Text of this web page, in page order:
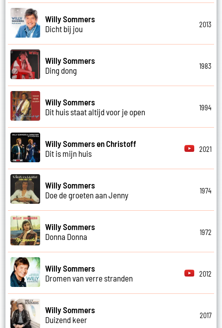
Willy Sommers
Dicht bij jou
2013
Willy Sommers
Ding dong
1983
Willy Sommers
Dit huis staat altijd voor je open
1994
Willy Sommers en Christoff
Dit is mijn huis
2021
Willy Sommers
Doe de groeten aan Jenny
1974
Willy Sommers
Donna Donna
1972
Willy Sommers
Dromen van verre stranden
2012
Willy Sommers
Duizend keer
2017